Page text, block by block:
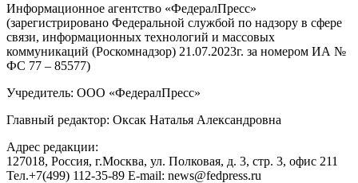
Информационное агентство «ФедералПресс»
(зарегистрировано Федеральной службой по надзору в сфере
связи, информационных технологий и массовых
коммуникаций (Роскомнадзор) 21.07.2023г. за номером ИА №
ФС 77 – 85577)
Учредитель: ООО «ФедералПресс»
Главный редактор: Оксак Наталья Александровна
Адрес редакции:
127018, Россия, г.Москва, ул. Полковая, д. 3, стр. 3, офис 211
Тел.+7(499) 112-35-89 E-mail: news@fedpress.ru